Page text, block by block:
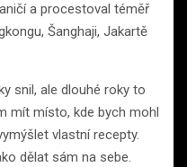
a procestoval téměř
Šanghaji, Jakartě
snil, ale dlouhé roky to
mít místo, kde bych mohl
vlastní recepty.
dělat sám na sebe.